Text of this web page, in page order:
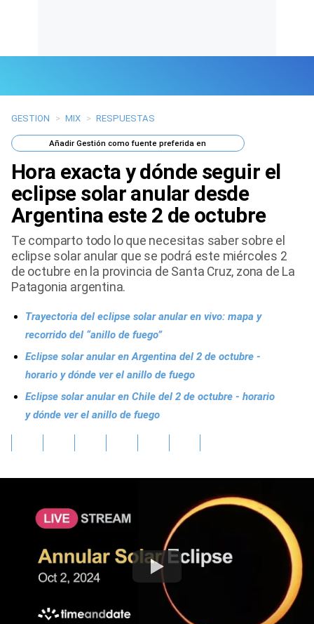
Últimas Noticias
Mi Bolsillo
Respuestas
Gente
Vida Laboral
Tendencias Mix
Sports
GESTION > MIX > RESPUESTAS
AñadirGestión como fuente preferida en
Hora exacta y dónde seguir el
eclipse solar anular desde
Argentina este 2 de octubre
Te comparto todo lo que necesitas saber sobre el
eclipse solar anular que se podrá este miércoles 2
de octubre en la provincia de Santa Cruz, zona de La
Patagonia argentina.
Trayectoria del eclipse solar anular en vivo: mapa y
recorrido del “anillo de fuego”
Eclipse solar anular en Argentina del 2 de octubre -
horario y dónde ver el anillo de fuego
Eclipse solar anular en Chile del 2 de octubre - horario
y dónde ver el anillo de fuego